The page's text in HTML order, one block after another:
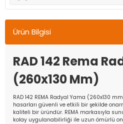
adresinize teslim edilir.
Ürün Bilgisi
RAD 142 Rema
(260x130 Mm)
RAD 142 REMA Radyal Yama (260x130
hasarları güvenli ve etkili bir şekilde
kaliteli bir üründür. REMA markasıyla
kolay uygulanabilirliği ile uzun ömürlü